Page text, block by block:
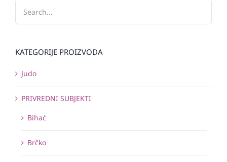
KATEGORIJE PROIZVODA
Judo
PRIVREDNI SUBJEKTI
Bihać
Brčko